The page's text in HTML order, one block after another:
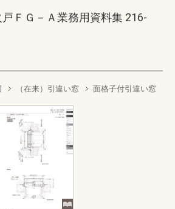
ＦＧ－Ａ業務用資料集 216-
（在来）引違い窓
面格子付引違い窓